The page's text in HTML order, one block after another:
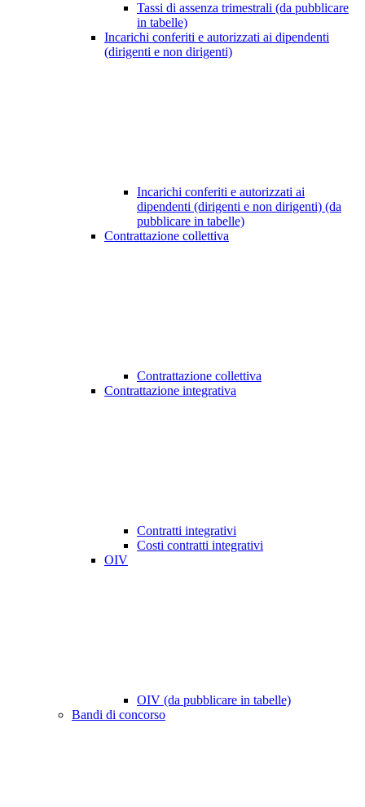
Tassi di assenza trimestrali (da pubblicare
in tabelle)
Incarichi conferiti e autorizzati ai dipendenti
(dirigenti e non dirigenti)
Incarichi conferiti e autorizzati ai
dipendenti (dirigenti e non dirigenti) (da
pubblicare in tabelle)
Contrattazione collettiva
Contrattazione collettiva
Contrattazione integrativa
Contratti integrativi
Costi contratti integrativi
OIV
OIV (da pubblicare in tabelle)
Bandi di concorso